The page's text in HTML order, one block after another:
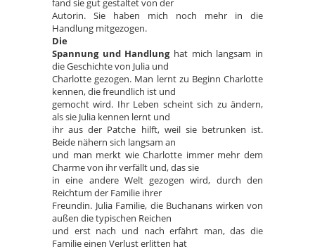
Autorin. Sie haben mich noch mehr in die
Handlung mitgezogen.
Die
Spannung und Handlunghat mich langsam in
die Geschichte von Julia und
Charlotte gezogen. Man lernt zu Beginn Charlotte
kennen, die freundlich ist und
gemocht wird. Ihr Leben scheint sich zu ändern,
als sie Julia kennen lernt und
ihr aus der Patche hilft, weil sie betrunken ist.
Beide nähern sich langsam an
und man merkt wie Charlotte immer mehr dem
Charme von ihr verfällt und, das sie
in eine andere Welt gezogen wird, durch den
Reichtum der Familie ihrer
Freundin. Julia Familie, die Buchanans wirken von
außen die typischen Reichen
und erst nach und nach erfährt man, das die
Familie einen Verlust erlitten hat